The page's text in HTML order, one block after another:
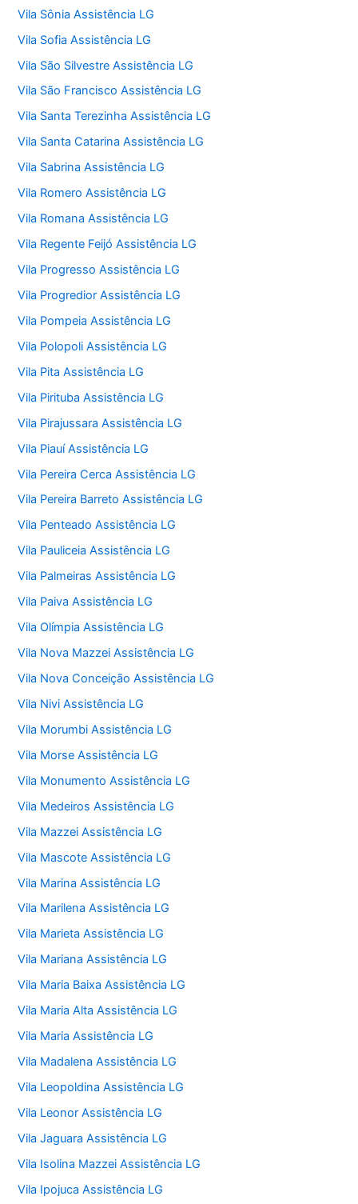
Vila Sônia Assistência LG
Vila Sofia Assistência LG
Vila São Silvestre Assistência LG
Vila São Francisco Assistência LG
Vila Santa Terezinha Assistência LG
Vila Santa Catarina Assistência LG
Vila Sabrina Assistência LG
Vila Romero Assistência LG
Vila Romana Assistência LG
Vila Regente Feijó Assistência LG
Vila Progresso Assistência LG
Vila Progredior Assistência LG
Vila Pompeia Assistência LG
Vila Polopoli Assistência LG
Vila Pita Assistência LG
Vila Pirituba Assistência LG
Vila Pirajussara Assistência LG
Vila Piauí Assistência LG
Vila Pereira Cerca Assistência LG
Vila Pereira Barreto Assistência LG
Vila Penteado Assistência LG
Vila Pauliceia Assistência LG
Vila Palmeiras Assistência LG
Vila Paiva Assistência LG
Vila Olímpia Assistência LG
Vila Nova Mazzei Assistência LG
Vila Nova Conceição Assistência LG
Vila Nivi Assistência LG
Vila Morumbi Assistência LG
Vila Morse Assistência LG
Vila Monumento Assistência LG
Vila Medeiros Assistência LG
Vila Mazzei Assistência LG
Vila Mascote Assistência LG
Vila Marina Assistência LG
Vila Marilena Assistência LG
Vila Marieta Assistência LG
Vila Mariana Assistência LG
Vila Maria Baixa Assistência LG
Vila Maria Alta Assistência LG
Vila Maria Assistência LG
Vila Madalena Assistência LG
Vila Leopoldina Assistência LG
Vila Leonor Assistência LG
Vila Jaguara Assistência LG
Vila Isolina Mazzei Assistência LG
Vila Ipojuca Assistência LG